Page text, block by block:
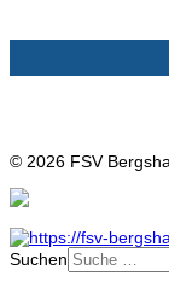
© 2026 FSV
Suchen